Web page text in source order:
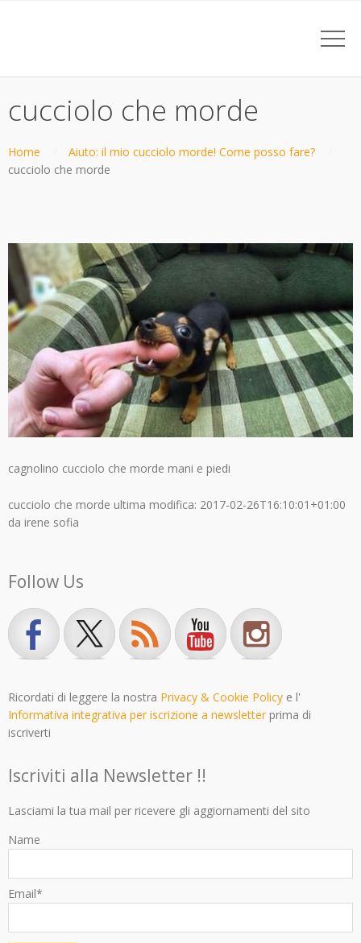
cucciolo che morde
Home
Aiuto: il mio cucciolo morde! Come posso fare?
cucciolo che morde
cagnolino cucciolo che morde mani e piedi
cucciolo che morde ultima modifica: 2017-02-26T16:10:01+01:00
da irene sofia
Follow Us
Ricordati di leggere la nostra Privacy & Cookie Policy e l'
Informativa integrativa per iscrizione a newsletterprima di
iscriverti
Iscriviti alla Newsletter !!
Lasciami la tua mail per ricevere gli aggiornamenti del sito
Name
Email*